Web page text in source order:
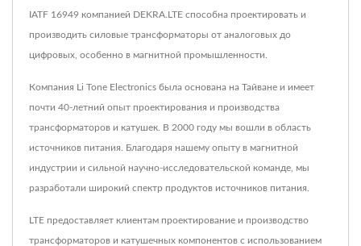
IATF 16949 компанией DEKRA.LTE способна проектировать и
производить силовые трансформаторы от аналоговых до
цифровых, особенно в магнитной промышленности.
Компания Li Tone Electronics была основана на Тайване и имеет
почти 40-летний опыт проектирования и производства
трансформаторов и катушек. В 2000 году мы вошли в область
источников питания. Благодаря нашему опыту в магнитной
индустрии и сильной научно-исследовательской команде, мы
разработали широкий спектр продуктов источников питания.
LTE предоставляет клиентам проектирование и производство
трансформаторов и катушечных компонентов с использованием